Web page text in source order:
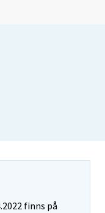
finns på